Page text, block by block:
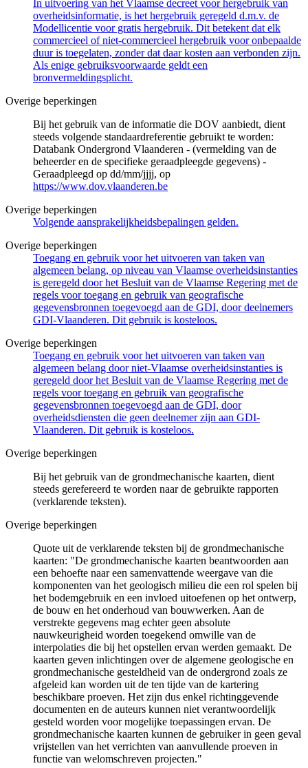
In uitvoering van het Vlaamse decreet voor hergebruik van
overheidsinformatie, is het hergebruik geregeld d.m.v. de
Modellicentie voor gratis hergebruik. Dit betekent dat elk
commercieel of niet-commercieel hergebruik voor onbepaalde
duur is toegelaten, zonder dat daar kosten aan verbonden zijn.
Als enige gebruiksvoorwaarde geldt een
bronvermeldingsplicht.
Overige beperkingen
Bij het gebruik van de informatie die DOV aanbiedt, dient
steeds volgende standaardreferentie gebruikt te worden:
Databank Ondergrond Vlaanderen - (vermelding van de
beheerder en de specifieke geraadpleegde gegevens) -
Geraadpleegd op dd/mm/jjjj, op
https://www.dov.vlaanderen.be
Overige beperkingen
Volgende aansprakelijkheidsbepalingen gelden.
Overige beperkingen
Toegang en gebruik voor het uitvoeren van taken van
algemeen belang, op niveau van Vlaamse overheidsinstanties
is geregeld door het Besluit van de Vlaamse Regering met de
regels voor toegang en gebruik van geografische
gegevensbronnen toegevoegd aan de GDI, door deelnemers
GDI-Vlaanderen. Dit gebruik is kosteloos.
Overige beperkingen
Toegang en gebruik voor het uitvoeren van taken van
algemeen belang door niet-Vlaamse overheidsinstanties is
geregeld door het Besluit van de Vlaamse Regering met de
regels voor toegang en gebruik van geografische
gegevensbronnen toegevoegd aan de GDI, door
overheidsdiensten die geen deelnemer zijn aan GDI-
Vlaanderen. Dit gebruik is kosteloos.
Overige beperkingen
Bij het gebruik van de grondmechanische kaarten, dient
steeds gerefereerd te worden naar de gebruikte rapporten
(verklarende teksten).
Overige beperkingen
Quote uit de verklarende teksten bij de grondmechanische
kaarten: "De grondmechanische kaarten beantwoorden aan
een behoefte naar een samenvattende weergave van die
komponenten van het geologisch milieu die een rol spelen bij
het bodemgebruik en een invloed uitoefenen op het ontwerp,
de bouw en het onderhoud van bouwwerken. Aan de
verstrekte gegevens mag echter geen absolute
nauwkeurigheid worden toegekend omwille van de
interpolaties die bij het opstellen ervan werden gemaakt. De
kaarten geven inlichtingen over de algemene geologische en
grondmechanische gesteldheid van de ondergrond zoals ze
afgeleid kan worden uit de ten tijde van de kartering
beschikbare proeven. Het zijn dus enkel richtinggevende
documenten en de auteurs kunnen niet verantwoordelijk
gesteld worden voor mogelijke toepassingen ervan. De
grondmechanische kaarten kunnen de gebruiker in geen geval
vrijstellen van het verrichten van aanvullende proeven in
functie van welomschreven projecten."